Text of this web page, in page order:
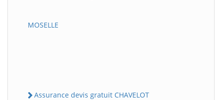
MOSELLE
Assurance devis gratuit CHAVELOT